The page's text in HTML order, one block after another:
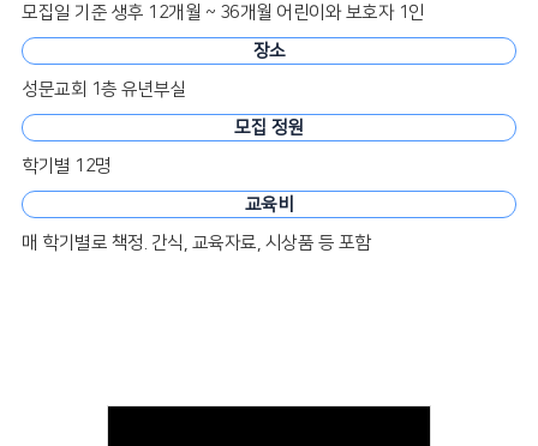
모집일 기준 생후 12개월 ~ 36개월 어린이와 보호자 1인
장소
성문교회 1층 유년부실
모집 정원
학기별 12명
교육비
매 학기별로 책정. 간식, 교육자료, 시상품 등 포함